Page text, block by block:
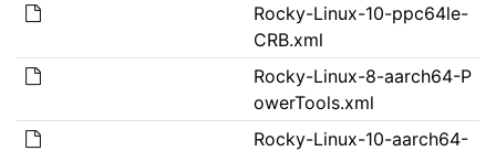
Rocky-Linux-10-ppc64le-
CRB.xml
Rocky-Linux-8-aarch64-P
owerTools.xml
Rocky-Linux-10-aarch64-